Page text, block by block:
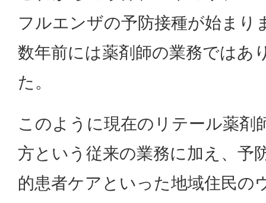
フルエンザの予防接種が始まり
数年前には薬剤師の業務ではあ
た。
このように現在のリテール薬剤
方という従来の業務に加え、予
的患者ケアといった地域住民の